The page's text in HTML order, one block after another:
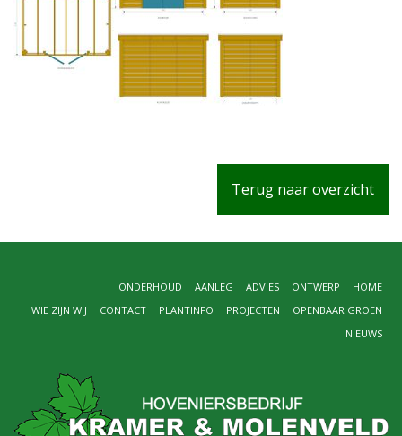
Terug naar overzicht
HOME
ONTWERP
ADVIES
AANLEG
ONDERHOUD
OPENBAAR GROEN
PROJECTEN
PLANTINFO
CONTACT
WIE ZIJN WIJ
NIEUWS